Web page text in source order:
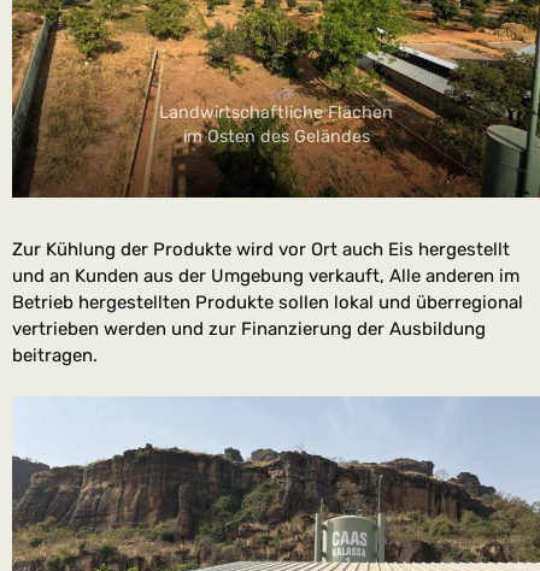
Landwirtschaftliche Flächen
im Osten des Geländes
Zur Kühlung der Produkte wird vor Ort auch Eis hergestellt
und an Kunden aus der Umgebung verkauft, Alle anderen im
Betrieb hergestellten Produkte sollen lokal und überregional
vertrieben werden und zur Finanzierung der Ausbildung
beitragen.